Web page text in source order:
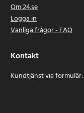
Om 24.se
Logga in
Vanliga frågor - FAQ
Kontakt
Kundtjänst via formulär: